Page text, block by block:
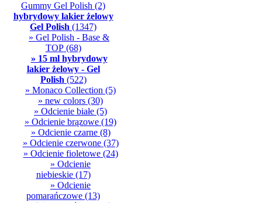
Gummy Gel Polish (2)
hybrydowy lakier żelowy
Gel Polish (1347)
» Gel Polish - Base &
TOP(68)
» 15 ml hybrydowy
lakier żelowy - Gel
Polish (522)
» Monaco Collection (5)
» new colors (30)
» Odcienie białe (5)
» Odcienie brązowe (19)
» Odcienie czarne(8)
» Odcienie czerwone(37)
» Odcienie fioletowe(24)
» Odcienie
niebieskie(17)
» Odcienie
pomarańczowe (13)